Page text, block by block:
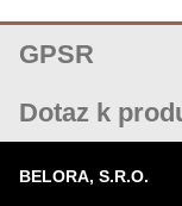
GPSR
bezpečnost
zařízení si přečtěte
Používejte zařízení
Dotaz k
JMÉNO
BELORA, S.R.O.